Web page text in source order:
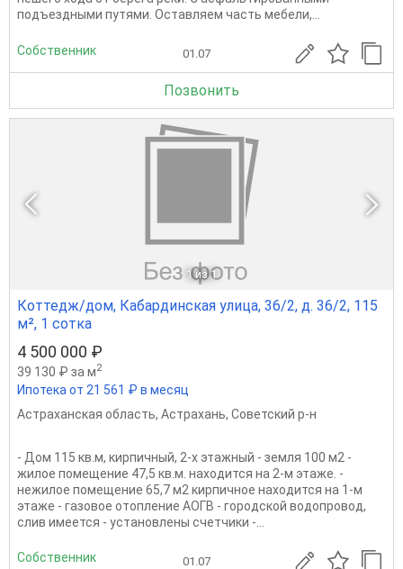
подъездными путями. Оставляем часть мебели,...
Собственник 01.07
Позвонить
1 из 1
Коттедж/дом, Кабардинская улица, 36/2, д. 36/2, 115
м², 1 сотка
4 500 000 ₽
39 130 ₽ за м2
Ипотека от 21 561 ₽ в месяц
Астраханская область, Астрахань, Советский р-н
- Дом 115 кв.м, кирпичный, 2-х этажный - земля 100 м2 -
жилое помещение 47,5 кв.м. находится на 2-м этаже. -
нежилое помещение 65,7 м2 кирпичное находится на 1-м
этаже - газовое отопление АОГВ - городской водопровод,
слив имеется - установлены счетчики -...
Собственник 01.07